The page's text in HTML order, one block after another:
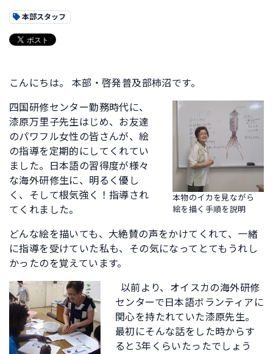
本部スタッフ
こんにちは。 本部・啓発普及部柿沼です。
本物のイカを見ながら
絵を描く手順を説明
四国研修センター勤務時代に、
漆原万里子先生はじめ、お友達
のパワフル女性の皆さんが、絵
の指導を定期的にしてくれてい
ました。日本語の習得度が様々
な海外研修生に、明るく優し
く、そして根気強く！指導され
てくれました。
どんな絵を描いても、大絶賛の声をかけてくれて、一緒
に指導を受けていた私も、その気になってとてもうれし
かったのを覚えています。
以前より、オイスカの海外研修
センターで日本語ボランティアに
関心を持たれていた漆原先生。
最初にそんな話をした時からす
ると3年くらいたったでしょう